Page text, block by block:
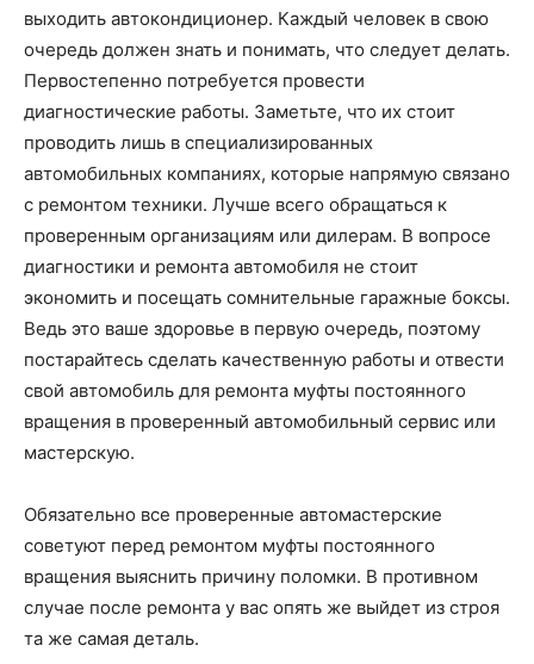
выходить автокондиционер. Каждый человек в свою
очередь должен знать и понимать, что следует делать.
Первостепенно потребуется провести
диагностические работы. Заметьте, что их стоит
проводить лишь в специализированных
автомобильных компаниях, которые напрямую связано
с ремонтом техники. Лучше всего обращаться к
проверенным организациям или дилерам. В вопросе
диагностики и ремонта автомобиля не стоит
экономить и посещать сомнительные гаражные боксы.
Ведь это ваше здоровье в первую очередь, поэтому
постарайтесь сделать качественную работы и отвести
свой автомобиль для ремонта муфты постоянного
вращения в проверенный автомобильный сервис или
мастерскую.
Обязательно все проверенные автомастерские
советуют перед ремонтом муфты постоянного
вращения выяснить причину поломки. В противном
случае после ремонта у вас опять же выйдет из строя
та же самая деталь.